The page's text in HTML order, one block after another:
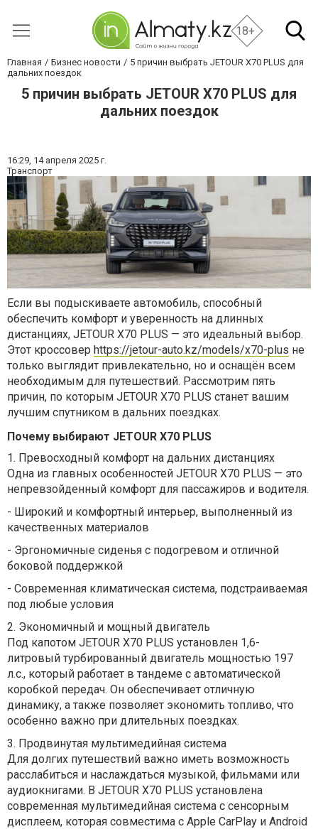
18+
Главная Бизнес новости
5 причин выбрать JETOUR X70 PLUS для
дальних поездок
5 причин выбрать JETOUR X70 PLUS для
дальних поездок
16:29, 14 апреля 2025 г.
Транспорт
Если вы подыскиваете автомобиль, способный
обеспечить комфорт и уверенность на длинных
дистанциях, JETOUR X70 PLUS — это идеальный выбор.
Этот кроссовер https://jetour-auto.kz/models/x70-plus не
только выглядит привлекательно, но и оснащён всем
необходимым для путешествий. Рассмотрим пять
причин, по которым JETOUR X70 PLUS станет вашим
лучшим спутником в дальних поездках.
Почему выбирают JETOUR X70 PLUS
1. Превосходный комфорт на дальних дистанциях
Одна из главных особенностей JETOUR X70 PLUS — это
непревзойденный комфорт для пассажиров и водителя.
- Широкий и комфортный интерьер, выполненный из
качественных материалов
- Эргономичные сиденья с подогревом и отличной
боковой поддержкой
- Современная климатическая система, подстраиваемая
под любые условия
2. Экономичный и мощный двигатель
Под капотом JETOUR X70 PLUS установлен 1,6-
литровый турбированный двигатель мощностью 197
л.с., который работает в тандеме с автоматической
коробкой передач. Он обеспечивает отличную
динамику, а также позволяет экономить топливо, что
особенно важно при длительных поездках.
3. Продвинутая мультимедийная система
Для долгих путешествий важно иметь возможность
расслабиться и наслаждаться музыкой, фильмами или
аудиокнигами. В JETOUR X70 PLUS установлена
современная мультимедийная система с сенсорным
дисплеем, которая совместима с Apple CarPlay и Android